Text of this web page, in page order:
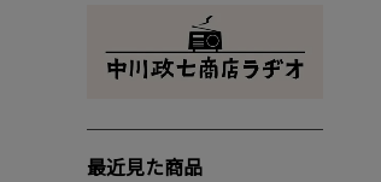
最近見た商品